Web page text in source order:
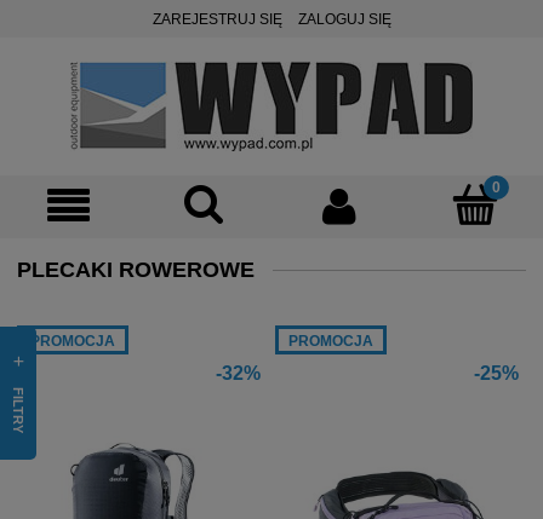
ZAREJESTRUJ SIĘ ZALOGUJ SIĘ
PLECAKI ROWEROWE
-32%
PROMOCJA
-25%
PROMOCJA
FILTRY